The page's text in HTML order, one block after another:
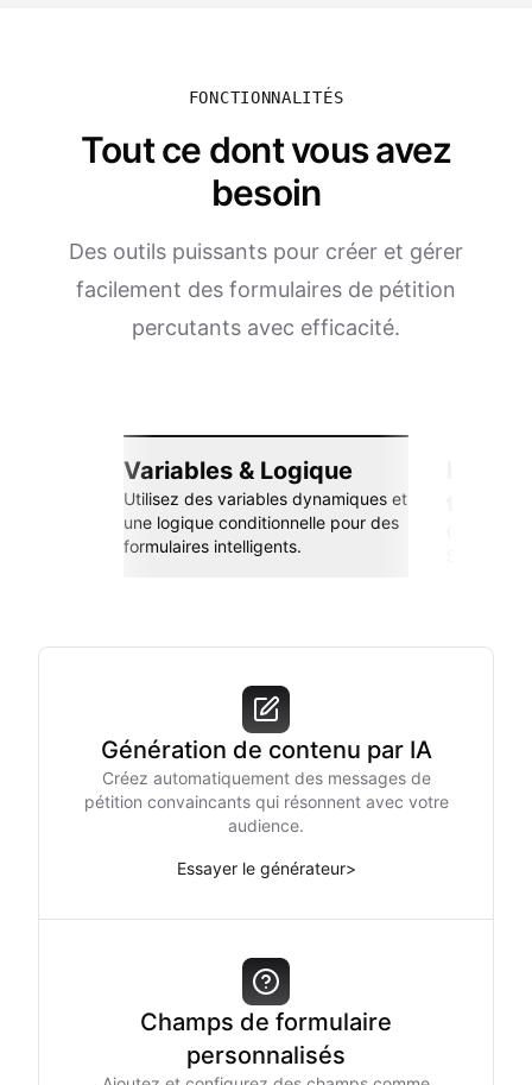
FONCTIONNALITÉS
Tout ce dont vous avez
besoin
Des outils puissants pour créer et gérer
facilement des formulaires de pétition
percutants avec efficacité.
Variables & Logique
Utilisez des variables dynamiques et
une logique conditionnelle pour des
formulaires intelligents.
Génération de contenu par IA
Créez automatiquement des messages de
pétition convaincants qui résonnent avec votre
audience.
Essayer le générateur>
Champs de formulaire
personnalisés